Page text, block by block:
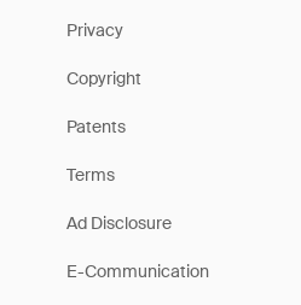
Privacy
Copyright
Patents
Terms
Ad Disclosure
E-Communication